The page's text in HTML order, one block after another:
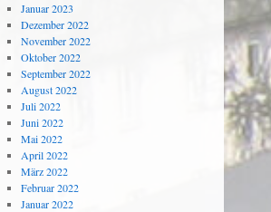
Januar 2023
Dezember 2022
November 2022
Oktober 2022
September 2022
August 2022
Juli 2022
Juni 2022
Mai 2022
April 2022
März 2022
Februar 2022
Januar 2022